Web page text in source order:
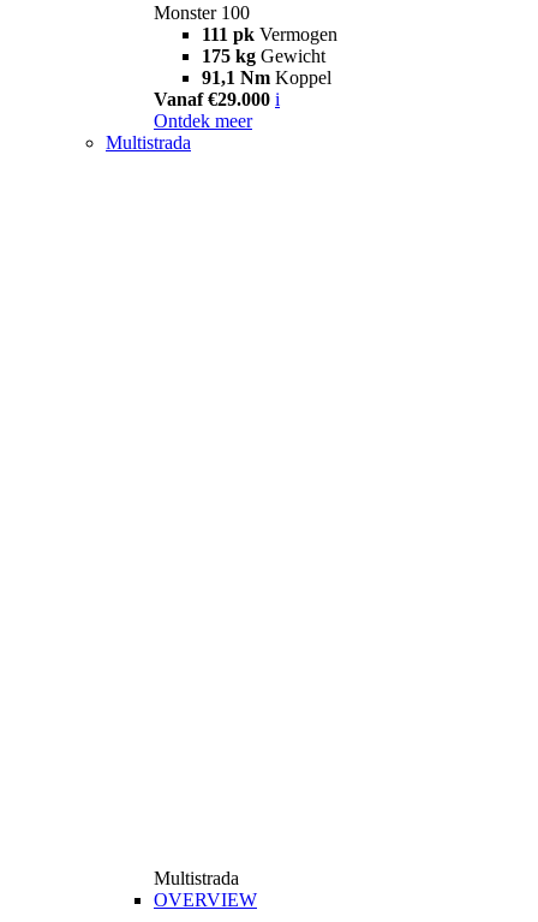
Monster 100
111 pk Vermogen
175 kg Gewicht
91,1 Nm Koppel
Vanaf €29.000 i
Ontdek meer
Multistrada
Multistrada
OVERVIEW